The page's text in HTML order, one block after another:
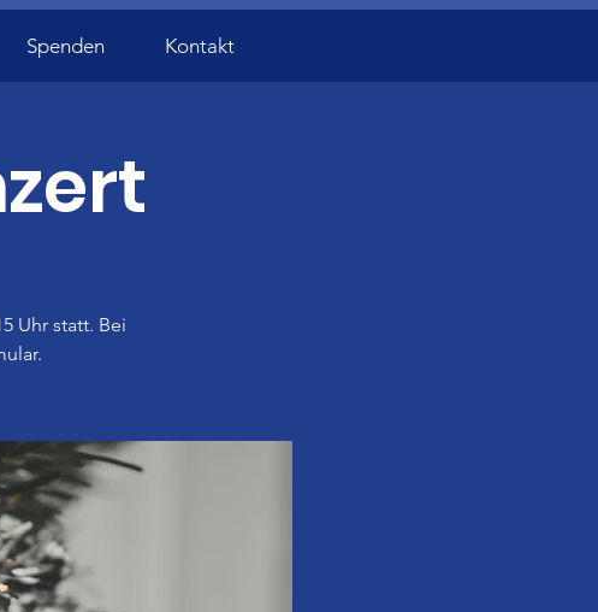
Spenden Kontakt
Uhr statt. Bei